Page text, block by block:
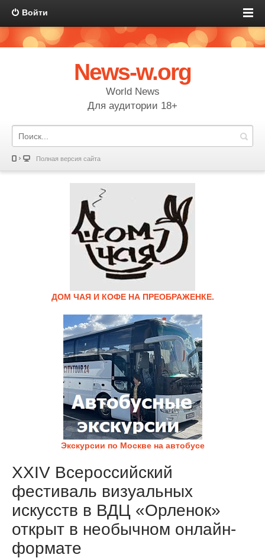
Войти
News-w.org
World News
Для аудитории 18+
Полная версия сайта
ДОМ ЧАЯ И КОФЕ НА ПРЕОБРАЖЕНКЕ.
Экскурсии по Москве на автобусе
XXIV Всероссийский
фестиваль визуальных
искусств в ВДЦ «Орленок»
открыт в необычном онлайн-
формате